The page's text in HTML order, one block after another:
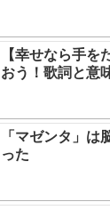
【幸せなら手を
おう！歌詞と意
「マゼンタ」は
った